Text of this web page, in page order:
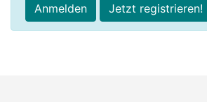
Anmelden Jetzt registrieren!